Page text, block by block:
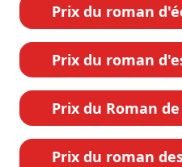
Prix du roman
Prix du roman
Prix du Roman
Prix du roman